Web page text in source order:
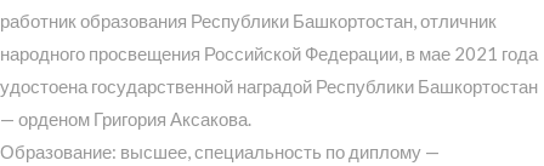
работник образования Республики Башкортостан, отличник
народного просвещения Российской Федерации, в мае 2021 года
удостоена государственной наградой Республики Башкортостан
— орденом Григория Аксакова.
Образование: высшее, специальность по диплому —